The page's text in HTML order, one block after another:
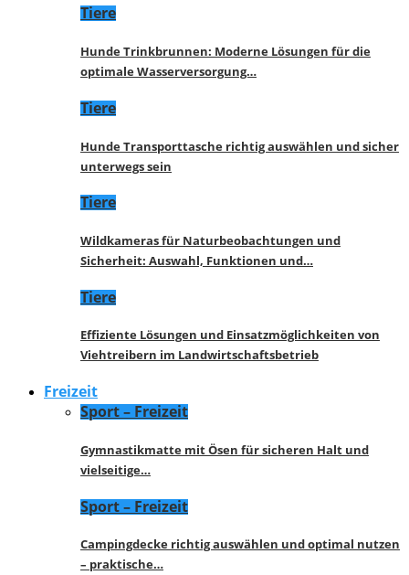
Tiere
Hunde Trinkbrunnen: Moderne Lösungen für die
optimale Wasserversorgung…
Tiere
Hunde Transporttasche richtig auswählen und sicher
unterwegs sein
Tiere
Wildkameras für Naturbeobachtungen und
Sicherheit: Auswahl, Funktionen und…
Tiere
Effiziente Lösungen und Einsatzmöglichkeiten von
Viehtreibern im Landwirtschaftsbetrieb
Freizeit
Sport – Freizeit
Gymnastikmatte mit Ösen für sicheren Halt und
vielseitige…
Sport – Freizeit
Campingdecke richtig auswählen und optimal nutzen
– praktische…